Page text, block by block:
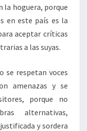
la hoguera, porque
en este país es la
aceptar críticas
a las suyas.
se respetan voces
amenazas y se
porque no
alternativas,
y sordera